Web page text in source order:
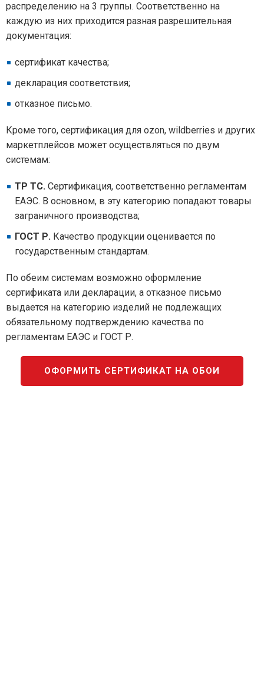
распределению на 3 группы. Соответственно на
каждую из них приходится разная разрешительная
документация:
сертификат качества;
декларация соответствия;
отказное письмо.
Кроме того, сертификация для ozon, wildberries и других
маркетплейсов может осуществляться по двум
системам:
ТР ТС. Сертификация, соответственно регламентам
ЕАЭС. В основном, в эту категорию попадают товары
заграничного производства;
ГОСТ Р. Качество продукции оценивается по
государственным стандартам.
По обеим системам возможно оформление
сертификата или декларации, а отказное письмо
выдается на категорию изделий не подлежащих
обязательному подтверждению качества по
регламентам ЕАЭС и ГОСТ Р.
ОФОРМИТЬ СЕРТИФИКАТ НА ОБОИ